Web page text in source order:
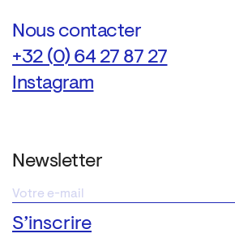
Nous contacter
+32 (0) 64 27 87 27
Instagram
Newsletter